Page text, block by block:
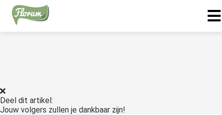
Deel dit artikel:
Jouw volgers zullen je dankbaar zijn!